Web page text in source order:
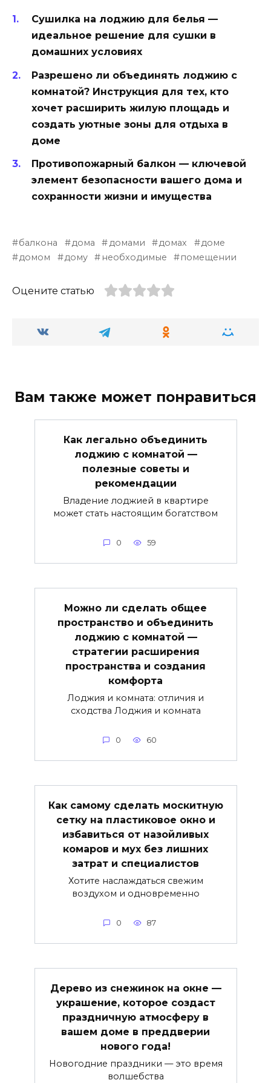
Сушилка на лоджию для белья —
идеальное решение для сушки в
домашних условиях
Разрешено ли объединять лоджию с
комнатой? Инструкция для тех, кто
хочет расширить жилую площадь и
создать уютные зоны для отдыха в
доме
Противопожарный балкон — ключевой
элемент безопасности вашего дома и
сохранности жизни и имущества
балкона дома домами домах
доме
домом
дому необходимые помещении
Оцените статью
Вам также может понравиться
Как легально объединить
лоджию с комнатой —
полезные советы и
рекомендации
Владение лоджией в квартире
может стать настоящим богатством
0 59
Можно ли сделать общее
пространство и объединить
лоджию с комнатой —
стратегии расширения
пространства и создания
комфорта
Лоджия и комната: отличия и
сходства Лоджия и комната
0 60
Как самому сделать москитную
сетку на пластиковое окно и
избавиться от назойливых
комаров и мух без лишних
затрат и специалистов
Хотите наслаждаться свежим
воздухом и одновременно
0 87
Дерево из снежинок на окне —
украшение, которое создаст
праздничную атмосферу в
вашем доме в преддверии
нового года!
Новогодние праздники — это время
волшебства